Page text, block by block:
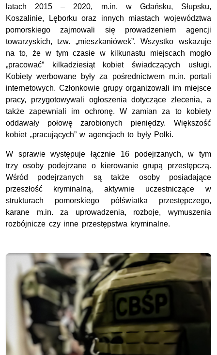
latach 2015 – 2020, m.in. w Gdańsku, Słupsku,
Koszalinie, Lęborku oraz innych miastach województwa
pomorskiego zajmowali się prowadzeniem agencji
towarzyskich, tzw. „mieszkaniówek”. Wszystko wskazuje
na to, że w tym czasie w kilkunastu miejscach mogło
„pracować” kilkadziesiąt kobiet świadczących usługi.
Kobiety werbowane były za pośrednictwem m.in. portali
internetowych. Członkowie grupy organizowali im miejsce
pracy, przygotowywali ogłoszenia dotyczące zlecenia, a
także zapewniali im ochronę. W zamian za to kobiety
oddawały połowę zarobionych pieniędzy. Większość
kobiet „pracujących” w agencjach to były Polki.
W sprawie występuje łącznie 16 podejrzanych, w tym
trzy osoby podejrzane o kierowanie grupą przestępczą.
Wśród podejrzanych są także osoby posiadające
przeszłość kryminalną, aktywnie uczestniczące w
strukturach pomorskiego półświatka przestępczego,
karane m.in. za uprowadzenia, rozboje, wymuszenia
rozbójnicze czy inne przestępstwa kryminalne.